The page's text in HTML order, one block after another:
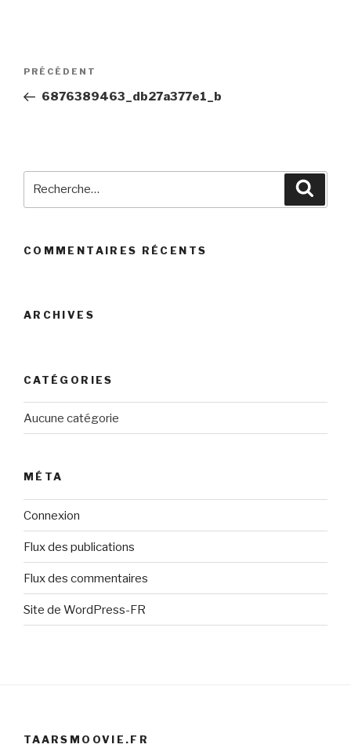
Navigation
Article
précédent
PRÉCÉDENT
6876389463_db27a377e1_b
COMMENTAIRES RÉCENTS
ARCHIVES
CATÉGORIES
Aucune catégorie
MÉTA
Connexion
Flux des publications
Flux des commentaires
Site de WordPress-FR
TAARSMOOVIE.FR